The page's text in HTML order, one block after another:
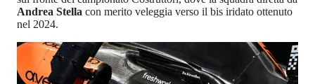
Andrea Stella con merito veleggia verso il bis iridato ottenuto
nel 2024.